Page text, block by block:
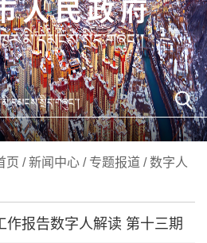
页 /新闻中心 / 专题报道 /数字人
作报告数字人解读 第十三期